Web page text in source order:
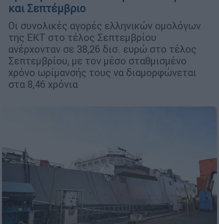
και Σεπτέμβριο
Οι συνολικές αγορές ελληνικών ομολόγων
της ΕΚΤ στο τέλος Σεπτεμβρίου
ανέρχονταν σε 38,26 δισ. ευρώ στο τέλος
Σεπτεμβρίου, με τον μέσο σταθμισμένο
χρόνο ωρίμανσής τους να διαμορφώνεται
στα 8,46 χρόνια